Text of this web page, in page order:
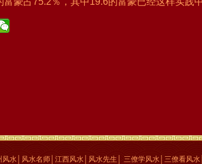
水│风水名师│江西风水│风水先生 三僚学风水│三僚看风